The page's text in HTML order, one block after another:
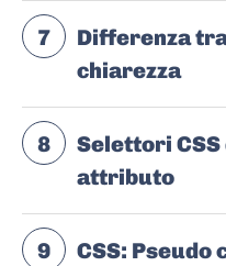
7
Differenza
chiarezza
8
Selettori
attributo
9
CSS: Pseudo